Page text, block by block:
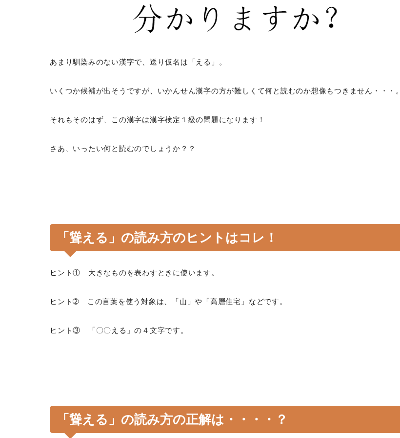
あまり馴染みのない漢字で、送り仮名は「える」。
いくつか候補が出そうですが、いかんせん漢字の方が難しくて何と読むのか想像もつきません・・・。
それもそのはず、この漢字は漢字検定１級の問題になります！
さあ、いったい何と読むのでしょうか？？
「聳える」の読み方のヒントはコレ！
ヒント① 大きなものを表わすときに使います。
ヒント➁ この言葉を使う対象は、「山」や「高層住宅」などです。
ヒント③ 「〇〇える」の４文字です。
「聳える」の読み方の正解は・・・・？